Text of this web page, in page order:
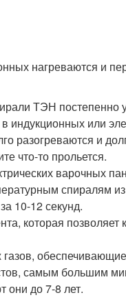
нагреваются и
ТЭН постепенно
индукционных или
разогреваются и
что-то прольется.
варочных
спиралям
10-12 секунд.
которая
самым большим
они до 7-8 лет.